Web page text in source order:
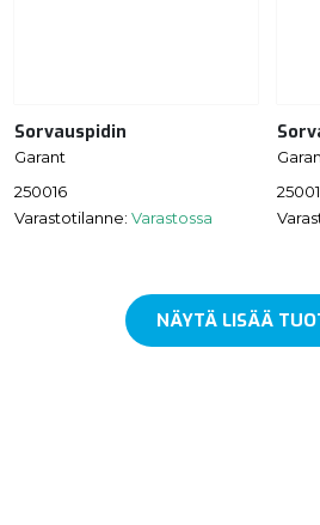
Sorvauspidin
Garant
250016
Varastotilanne: Varastossa
NÄYTÄ LISÄÄ